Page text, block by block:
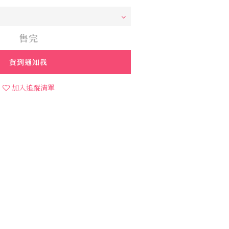
售完
貨到通知我
加入追蹤清單